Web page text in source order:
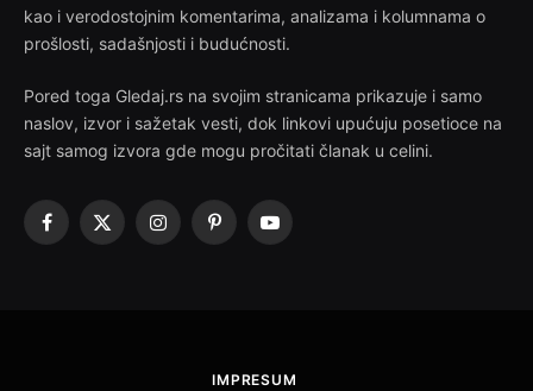
kao i verodostojnim komentarima, analizama i kolumnama o
prošlosti, sadašnjosti i budućnosti.
Pored toga Gledaj.rs na svojim stranicama prikazuje i samo
naslov, izvor i sažetak vesti, dok linkovi upućuju posetioce na
sajt samog izvora gde mogu pročitati članak u celini.
Facebook
X
InstagramPinterestYouTube
IMPRESUM